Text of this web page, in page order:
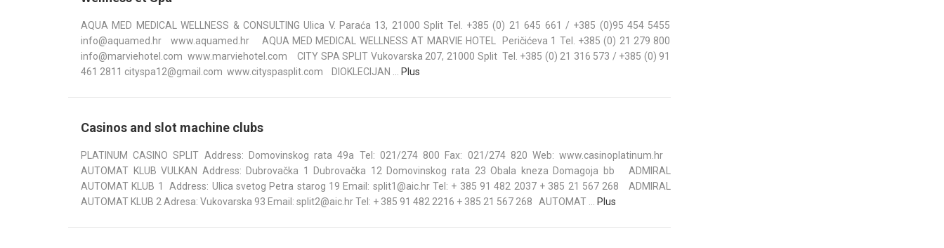
AQUA MED MEDICAL WELLNESS & CONSULTING Ulica V. Paraća 13, 21000 Split Tel. +385 (0) 21 645 661 / +385 (0)95 454 5455
info@aquamed.hr www.aquamed.hr AQUA MED MEDICAL WELLNESS AT MARVIE HOTEL Peričićeva 1 Tel. +385 (0) 21 279 800
info@marviehotel.com www.marviehotel.com CITY SPA SPLIT Vukovarska 207, 21000 Split Tel. +385 (0) 21 316 573 / +385 (0) 91
461 2811 cityspa12@gmail.com www.cityspasplit.com DIOKLECIJAN ...
Plus
Casinos and slot machine clubs
PLATINUM CASINO SPLIT Address: Domovinskog rata 49a Tel: 021/274 ­800 Fax: 021/274 ­820 Web: www.casinoplatinum.hr
AUTOMAT KLUB VULKAN Address: Dubrovačka 1 Dubrovačka 12 Domovinskog rata 23 Obala kneza Domagoja bb ADMIRAL
AUTOMAT KLUB 1 Address: Ulica svetog Petra starog 19 E­mail: split1@aic.hr Tel: + 385 91 482 2037 + 385 21 567 268 ADMIRAL
AUTOMAT KLUB 2 Adresa: Vukovarska 93 Email: split2@aic.hr Tel: + 385 91 482 2216 + 385 21 567 268 AUTOMAT ...
Plus